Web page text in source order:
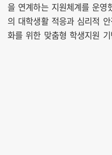
을 연계하는 지원체계를 운
의 대학생활 적응과 심리적
화를 위한 맞춤형 학생지원